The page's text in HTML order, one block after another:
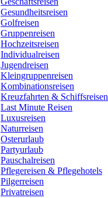
Gesundheitsreisen
Golfreisen
Gruppenreisen
Hochzeitsreisen
Individualreisen
Jugendreisen
Kleingruppenreisen
Kombinationsreisen
Kreuzfahrten & Schiffsreisen
Last Minute Reisen
Luxusreisen
Naturreisen
Osterurlaub
Partyurlaub
Pauschalreisen
Pflegereisen & Pflegehotels
Pilgerreisen
Privatreisen